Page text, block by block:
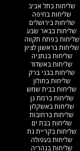
שליחות בתל אביב
שליחות בחיפה
שליחות בירושלים
שליחות בבאר שבע
שליחות בפתח תקווה
שליחות בראשון לציון
שליחות בנתניה
שליחות באשדוד
שליחות בבני ברק
שליחות בחולון
שליחות בבית שמש
שליחות ברמת גן
שליחות באשקלון
שליחות ברחובות
שליחות בבת ים
שליחות בקריית גת
שליחות בעפולה
שליחות בנהריה